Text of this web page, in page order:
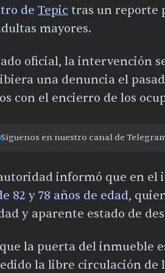
de Tepic tras un reporte
mayores.
oficial, la intervención
una denuncia el
con el encierro de los
Síguenos en nuestro canal de
informó que en el
82 y 78 años de edad,
y aparente estado de
la puerta del inmueble
la libre circulación de